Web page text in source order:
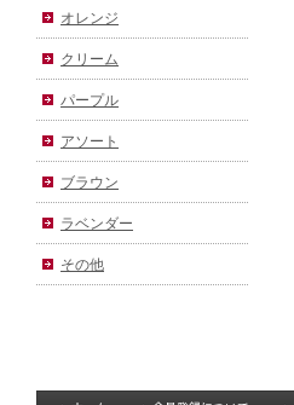
オレンジ
クリーム
パープル
アソート
ブラウン
ラベンダー
その他